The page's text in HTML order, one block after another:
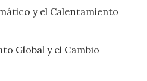
y el Calentamiento
Global y el Cambio